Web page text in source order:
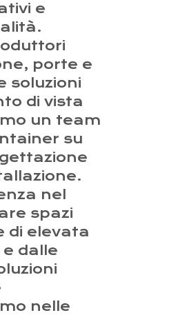
e
porte e
soluzioni
di vista
un team
su
nel
spazi
di elevata
dalle
nelle